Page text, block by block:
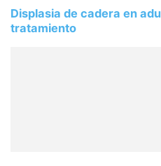
Displasia de cadera en
tratamiento